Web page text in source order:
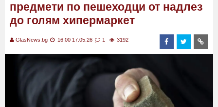
предмети по пешеходци от надлез
до голям хипермаркет
GlasNews.bg 16:00 17.05.26 1 3192